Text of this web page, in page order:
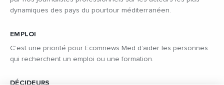
dynamiques des pays du pourtour méditerranéen.
EMPLOI
C’est une priorité pour Ecomnews Med d’aider les personnes
qui recherchent un emploi ou une formation.
DÉCIDEURS